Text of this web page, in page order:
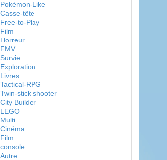
Pokémon-Like
Casse-tête
Free-to-Play
Film
Horreur
FMV
Survie
Exploration
Livres
Tactical-RPG
Twin-stick shooter
City Builder
LEGO
Multi
Cinéma
Film
console
Autre